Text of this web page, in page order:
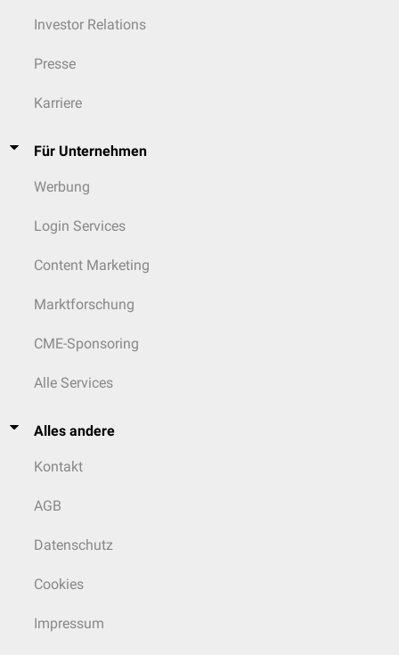
Investor Relations
Presse
Karriere
Für Unternehmen
Werbung
Login Services
Content Marketing
Marktforschung
CME-Sponsoring
Alle Services
Alles andere
Kontakt
AGB
Datenschutz
Cookies
Impressum